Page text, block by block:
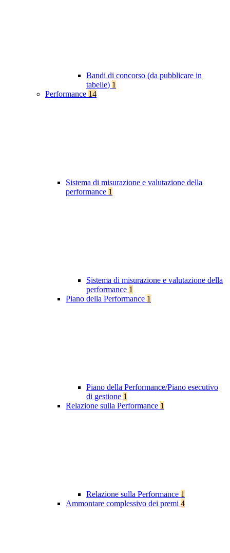
Bandi di concorso (da pubblicare in
tabelle) 1
Performance 14
Sistema di misurazione e valutazione della
performance 1
Sistema di misurazione e valutazione della
performance 1
Piano della Performance 1
Piano della Performance/Piano esecutivo
di gestione 1
Relazione sulla Performance 1
Relazione sulla Performance 1
Ammontare complessivo dei premi 4